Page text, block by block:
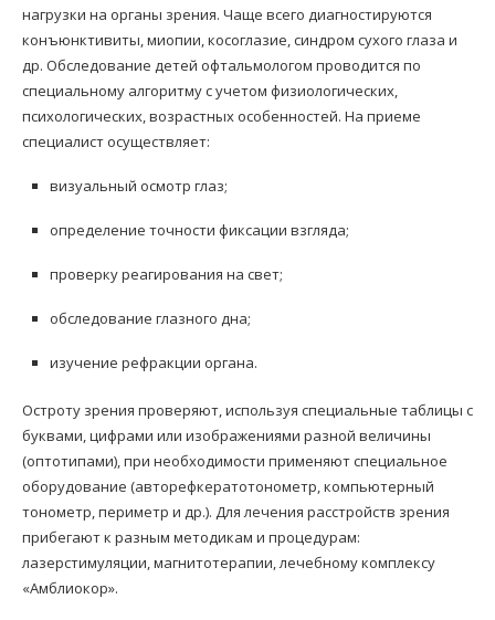
нагрузки на органы зрения. Чаще всего диагностируются
конъюнктивиты, миопии, косоглазие, синдром сухого глаза и
др. Обследование детей офтальмологом проводится по
специальному алгоритму с учетом физиологических,
психологических, возрастных особенностей. На приеме
специалист осуществляет:
визуальный осмотр глаз;
определение точности фиксации взгляда;
проверку реагирования на свет;
обследование глазного дна;
изучение рефракции органа.
Остроту зрения проверяют, используя специальные таблицы с
буквами, цифрами или изображениями разной величины
(оптотипами), при необходимости применяют специальное
оборудование (авторефкератотонометр, компьютерный
тонометр, периметр и др.). Для лечения расстройств зрения
прибегают к разным методикам и процедурам:
лазерстимуляции, магнитотерапии, лечебному комплексу
«Амблиокор».